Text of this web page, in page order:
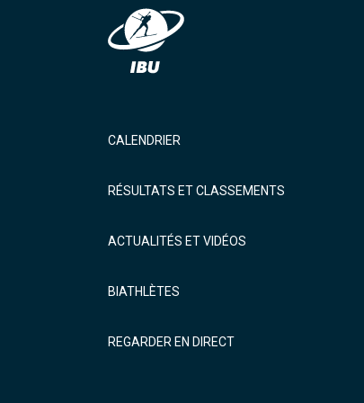
CALENDRIER
RÉSULTATS ET CLASSEMENTS
ACTUALITÉS ET VIDÉOS
BIATHLÈTES
REGARDER EN DIRECT